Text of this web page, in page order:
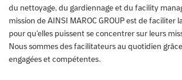
du nettoyage, du gardiennage et du facility
mission de AINSI MAROC GROUP est de faciliter
pour qu’elles puissent se concentrer sur leurs
Nous sommes des facilitateurs au quotidien
engagées et compétentes.